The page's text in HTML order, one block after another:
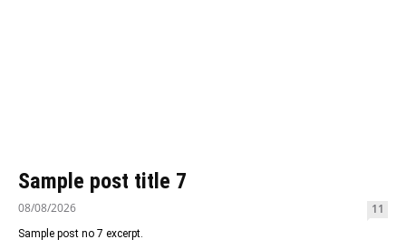
Sample post title 7
08/08/2026 11
Sample post no 7 excerpt.